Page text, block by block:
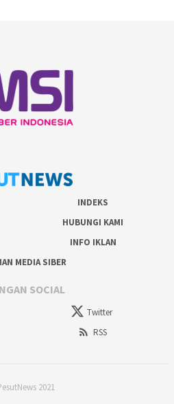
INDEKS
HUBUNGI KAMI
INFO IKLAN
MEDIA SIBER
SOCIAL
Twitter
RSS
2021